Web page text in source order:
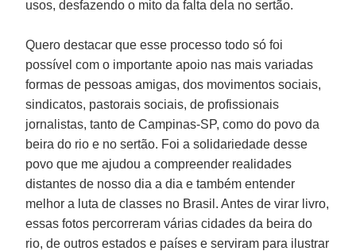
usos, desfazendo o mito da falta dela no sertão.
Quero destacar que esse processo todo só foi
possível com o importante apoio nas mais variadas
formas de pessoas amigas, dos movimentos sociais,
sindicatos, pastorais sociais, de profissionais
jornalistas, tanto de Campinas-SP, como do povo da
beira do rio e no sertão. Foi a solidariedade desse
povo que me ajudou a compreender realidades
distantes de nosso dia a dia e também entender
melhor a luta de classes no Brasil. Antes de virar livro,
essas fotos percorreram várias cidades da beira do
rio, de outros estados e países e serviram para ilustrar